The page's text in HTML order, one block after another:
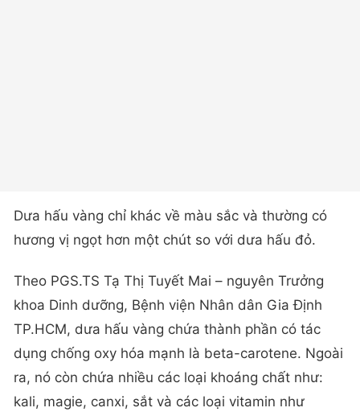
Dưa hấu vàng chỉ khác về màu sắc và thường có
hương vị ngọt hơn một chút so với dưa hấu đỏ.
Theo PGS.TS Tạ Thị Tuyết Mai – nguyên Trưởng
khoa Dinh dưỡng, Bệnh viện Nhân dân Gia Định
TP.HCM, dưa hấu vàng chứa thành phần có tác
dụng chống oxy hóa mạnh là beta-carotene. Ngoài
ra, nó còn chứa nhiều các loại khoáng chất như:
kali, magie, canxi, sắt và các loại vitamin như